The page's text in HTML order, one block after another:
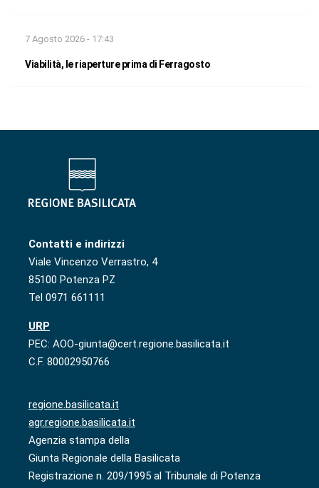
7 Agosto 2026 - 17:43
Viabilità, le riaperture prima di Ferragosto
Contatti e indirizzi
Viale Vincenzo Verrastro, 4
85100 Potenza PZ
Tel 0971 661111
URP
PEC: AOO-giunta@cert.regione.basilicata.it
C.F. 80002950766
regione.basilicata.it
agr.regione.basilicata.it
Agenzia stampa della
Giunta Regionale della Basilicata
Registrazione n. 209/1995 al Tribunale di Potenza